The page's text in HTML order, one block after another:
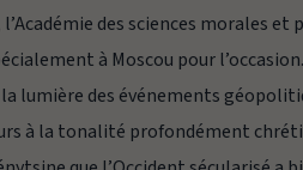
l’Académie des sciences morales
à Moscou pour
lumière des événements
à la tonalité profondément